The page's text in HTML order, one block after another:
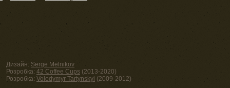
Дизайн: Serge Melnikov
Розробка: 42 Coffee Cups (2013-2020)
Розробка: Volodymyr Tartynskyi (2009-2012)